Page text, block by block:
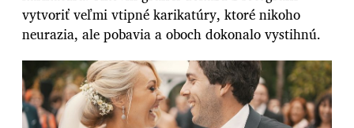
vytvoriť veľmi vtipné karikatúry, ktoré nikoho
neurazia, ale pobavia a oboch dokonalo vystihnú.